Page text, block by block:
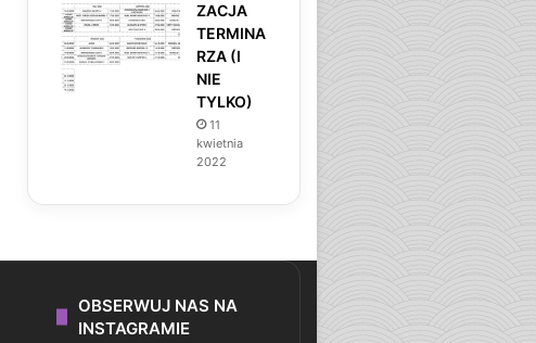
ZACJA
TERMINA
RZA (I
NIE
TYLKO)
11
kwietnia
2022
OBSERWUJ NAS NA
INSTAGRAMIE